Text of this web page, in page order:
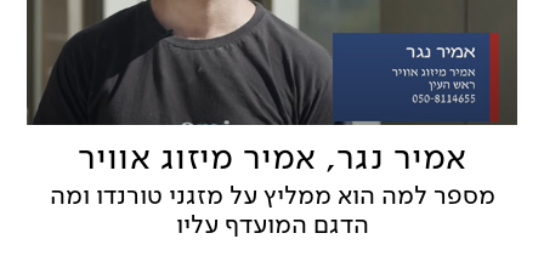
אמיר נגר, אמיר מיזוג אוויר
מספר למה הוא ממליץ על מזגני טורנדו ומה
הדגם המועדף עליו